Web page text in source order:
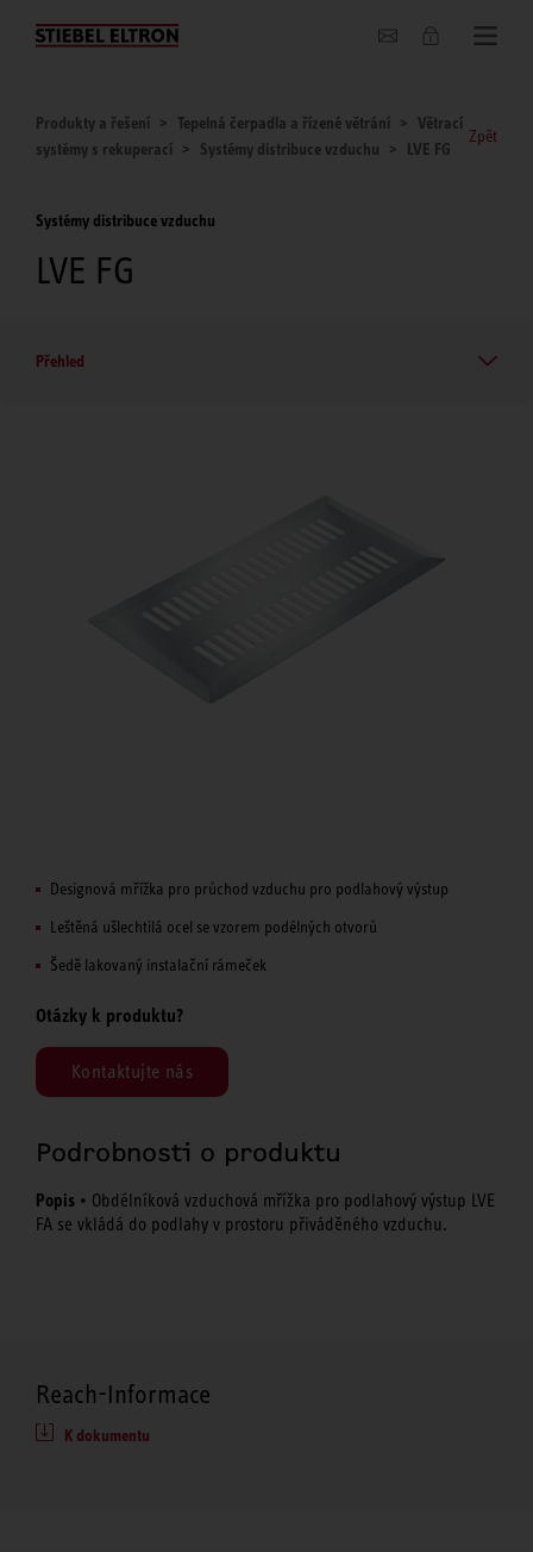
O nás
Produkty a řešení Tepelná čerpadla a řízené větrání
Větrací
systémy s rekuperací
Systémy distribuce vzduchu LVE FG
Zpět
Systémy distribuce vzduchu
LVE FG
Přehled
Designová mřížka pro průchod vzduchu pro podlahový výstup
Leštěná ušlechtilá ocel se vzorem podélných otvorů
Šedě lakovaný instalační rámeček
Otázky k produktu?
Kontaktujte nás
Podrobnosti o produktu
Popis • Obdélníková vzduchová mřížka pro podlahový výstup LVE
FA se vkládá do podlahy v prostoru přiváděného vzduchu.
Reach-Informace
K dokumentu